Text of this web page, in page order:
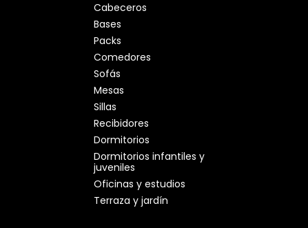
Cabeceros
Bases
Packs
Comedores
Sofás
Mesas
Sillas
Recibidores
Dormitorios
Dormitorios infantiles y
juveniles
Oficinas y estudios
Terraza y jardín